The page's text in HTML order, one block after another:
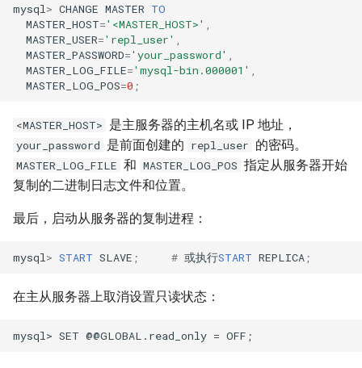
mysql > CHANGE MASTER TO
MASTER_HOST='<MASTER_HOST>'
MASTER_USER='repl_user'
MASTER_PASSWORD='your_password'
MASTER_LOG_FILE='mysql-bin.000001'
MASTER_LOG_POS=0 ;
<MASTER_HOST> 是主服务器的主机名或 IP 地址，
your_password 是前面创建的 repl_user 的密码。
MASTER_LOG_FILE 和 MASTER_LOG_POS 指定从服务器开始
复制的二进制日志文件和位置。
最后，启动从服务器的复制进程：
mysql > START SLAVE ; # 或执行START REPLICA ;
在主从服务器上取消设置只读状态：